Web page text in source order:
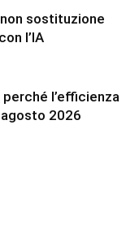
sostituzione
l’IA
l’efficienza
2026